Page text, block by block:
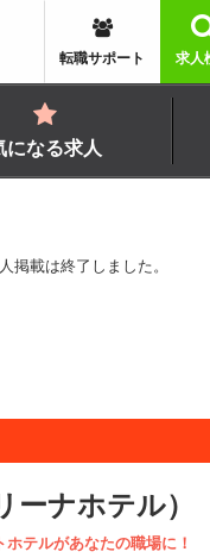
求人
転職サポート
になる求人
掲載は終了しました。
ナホテル）
テルがあなたの職場に！